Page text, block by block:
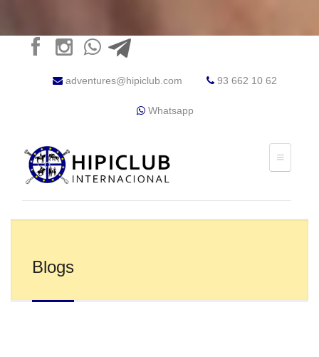
adventures@hipiclub.com 93 662 10 62
Whatsapp
Blogs